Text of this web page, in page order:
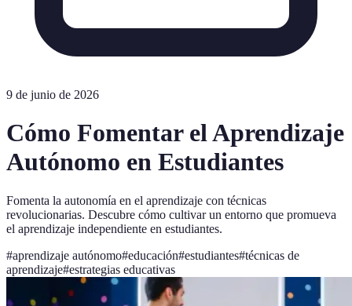
9 de junio de 2026
Cómo Fomentar el Aprendizaje
Autónomo en Estudiantes
Fomenta la autonomía en el aprendizaje con técnicas
revolucionarias. Descubre cómo cultivar un entorno que promueva
el aprendizaje independiente en estudiantes.
#aprendizaje autónomo#educación#estudiantes#técnicas de
aprendizaje#estrategias educativas